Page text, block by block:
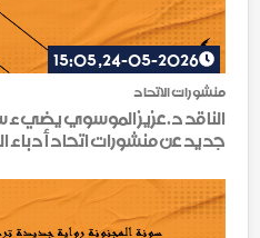
منشورات الاتحاد
24-05-2026, 15:05
الناقد د.عزيز الموسوي
جديد عن منشورات اتحاد أدباء